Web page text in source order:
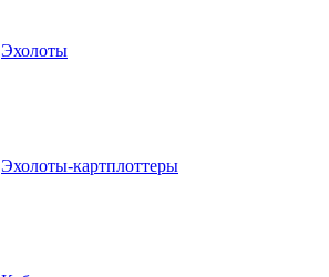
Эхолоты
Эхолоты-картплоттеры